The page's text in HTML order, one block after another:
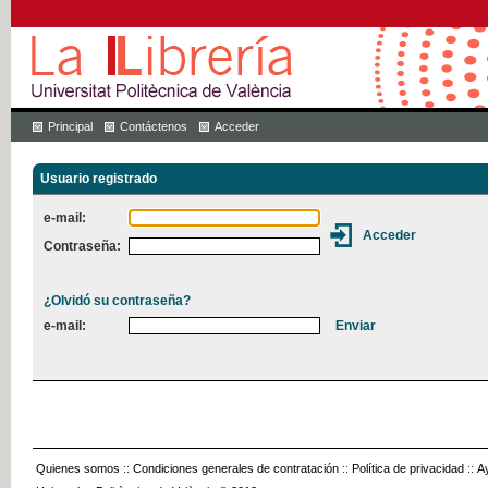
Principal Contáctenos Acceder
Usuario registrado
e-mail:
Contraseña:
¿Olvidó su contraseña?
e-mail:
Quienes somos :: Condiciones generales de contratación :: Política de privacidad ::